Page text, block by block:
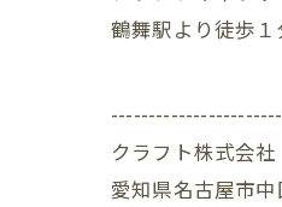
鶴舞駅より徒歩
クラフト株式会社
愛知県名古屋市中